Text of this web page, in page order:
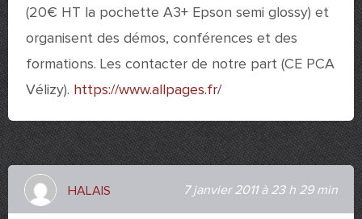
(20€ HT la pochette A3+ Epson semi glossy) et
organisent des démos, conférences et des
formations. Les contacter de notre part (CE PCA
Vélizy). https://www.allpages.fr/
HALAIS 7 janvier 2011 à 23 h 29 min